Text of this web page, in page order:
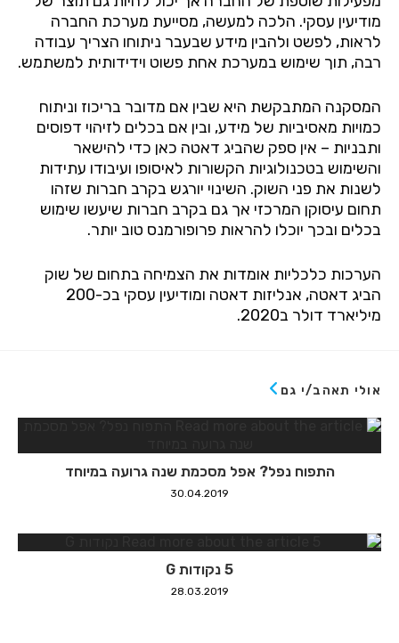
מודיעין עסקי. הלכה למעשה, מסייעת מערכת החברה
לראות, לפשט ולהבין מידע שבעבר ניתוחו הצריך עבודה
רבה, תוך שימוש במערכת אחת פשוט וידידותית למשתמש.
המסקנה המתבקשת היא שבין אם מדובר בריכוז וניתוח
כמויות מאסיביות של מידע, ובין אם בכלים לזיהוי דפוסים
ותבניות – אין ספק שהביג דאטה כאן כדי להישאר
והשימוש בטכנולוגיות הקשורות לאיסופו ועיבודו עתידות
לשנות את פני השוק. השינוי יורגש בקרב חברות שזהו
תחום עיסוקן המרכזי אך גם בקרב חברות שיעשו שימוש
בכלים ובכך יוכלו להראות פרופורמנס טוב יותר.
הערכות כלכליות אומדות את הצמיחה בתחום של שוק
הביג דאטה, אנליזות דאטה ומודיעין עסקי בכ-200
מיליארד דולר ב2020.
אולי תאהב/י גם
התפוח נפל? אפל מסכמת שנה גרועה במיוחד
30.04.2019
5 נקודות G
28.03.2019